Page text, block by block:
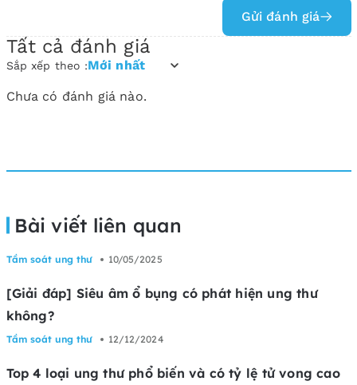
Gửi đánh giá
Tất cả đánh giá
Sắp xếp theo :Mới nhất
Chưa có đánh giá nào.
Bài viết liên quan
Tầm soát ung thư 10/05/2025
[Giải đáp] Siêu âm ổ bụng có phát hiện ung thư
không?
Tầm soát ung thư 12/12/2024
Top 4 loại ung thư phổ biến và có tỷ lệ tử vong cao